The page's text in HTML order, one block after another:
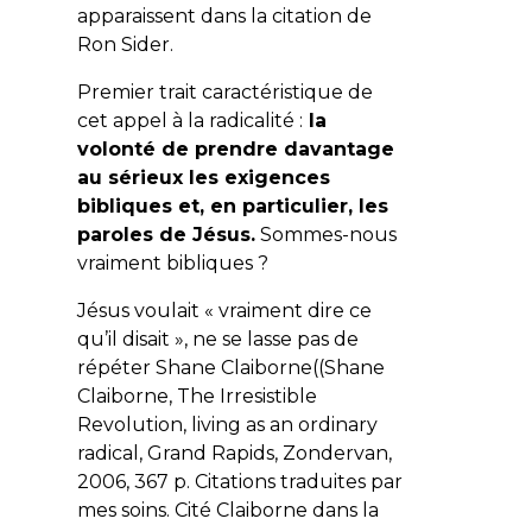
apparaissent dans la citation de
Ron Sider.
Premier trait caractéristique de
cet appel à la radicalité : la
volonté de prendre davantage
au sérieux les exigences
bibliques et, en particulier, les
paroles de Jésus.Sommes-nous
vraiment bibliques ?
Jésus voulait « vraiment dire ce
qu’il disait », ne se lasse pas de
répéter Shane Claiborne((Shane
Claiborne, The Irresistible
Revolution, living as an ordinary
radical, Grand Rapids, Zondervan,
2006, 367 p. Citations traduites par
mes soins. Cité Claiborne dans la